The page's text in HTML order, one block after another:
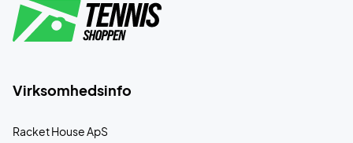
Virksomhedsinfo
Racket House ApS